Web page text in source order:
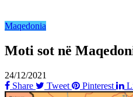
Maqedonia
Moti sot në
24/12/2021
Share
Tweet Pinterest